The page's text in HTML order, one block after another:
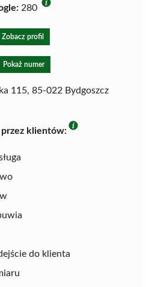
280
Zobacz profil
Pokaż numer
115, 85-022 Bydgoszcz
przez klientów:
do klienta